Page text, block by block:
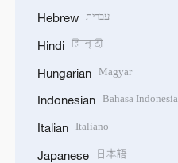
Hebrew עברית
Hindi हिन्दी
Hungarian Magyar
Indonesian Bahasa Indonesia
Italian Italiano
Japanese 日本語